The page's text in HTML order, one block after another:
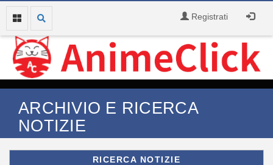
Registrati
ARCHIVIO E RICERCA
NOTIZIE
RICERCA NOTIZIE